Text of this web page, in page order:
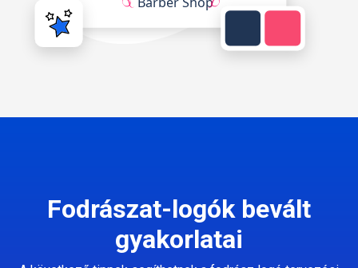
Fodrászat-logók bevált
gyakorlatai